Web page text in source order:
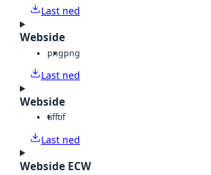
Last ned
Webside
pngpng
Last ned
Webside
tifftif
Last ned
Webside ECW